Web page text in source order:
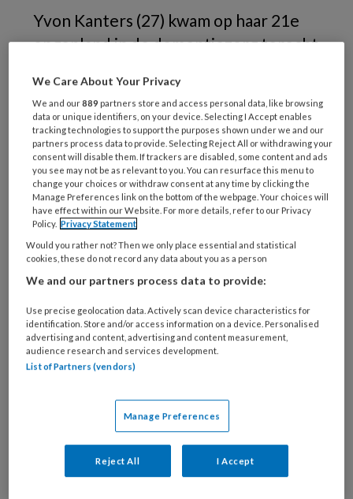
Yvon Kanters (27) kwam op haar 21e
ongepland in de dementiezorg terecht
was liefde op het eerste gezicht.’
Yvon Kanters
‘Ik
PREMIUM
We Care About Your Privacy
We and our889 partners store and access personal data, like browsing
data or unique identifiers, on your device. Selecting I Accept enables
tracking technologies to support the purposes shown under we and our
partners process data to provide. Selecting Reject All or withdrawing your
consent will disable them. If trackers are disabled, some content and ads
you see may not be as relevant to you. You can resurface this menu to
change your choices or withdraw consent at any time by clicking the
Manage Preferences link on the bottom of the webpage. Your choices will
have effect within our Website. For more details, refer to our Privacy
Policy. Privacy Statement
Would you rather not? Then we only place essential and statistical
cookies, these do not record any data about you as a person
We and our partners process data to provide:
Use precise geolocation data. Actively scan device characteristics for
identification. Store and/or access information on a device. Personalised
advertising and content, advertising and content measurement,
audience research and services development.
List of Partners (vendors)
Manage Preferences
Reject All I Accept